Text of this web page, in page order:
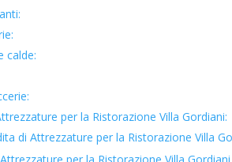
calde:
per la Ristorazione Villa Gordiani:
di Attrezzature per la Ristorazione Villa